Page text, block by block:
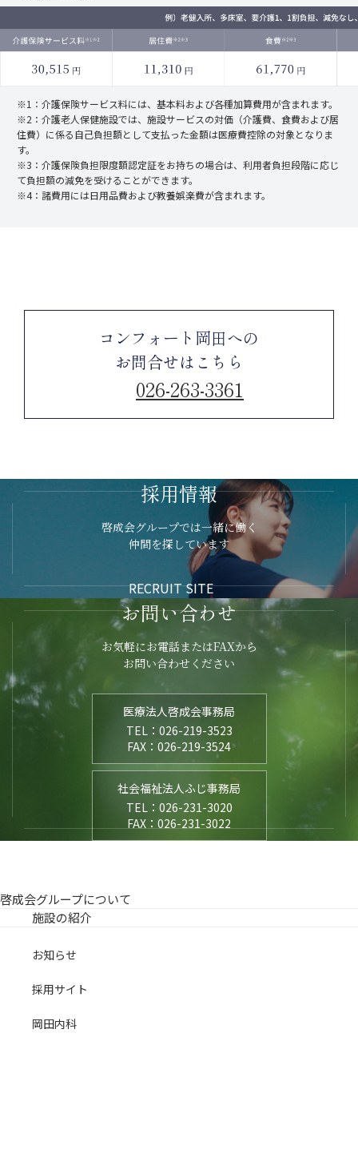
※1：介護保険サービス料には、基本料および各種加算費用が含まれます。
※2：介護老人保健施設では、施設サービスの対価（介護費、食費および居
住費）に係る自己負担額として支払った金額は医療費控除の対象となりま
す。
※3：介護保険負担限度額認定証をお持ちの場合は、利用者負担段階に応じ
て負担額の減免を受けることができます。
※4：諸費用には日用品費および教養娯楽費が含まれます。
コンフォート岡田への
お問合せはこちら
026-263-3361
採用情報
啓成会グループでは一緒に働く
仲間を探しています
RECRUIT SITE
お問い合わせ
お気軽にお電話またはFAXから
お問い合わせください
医療法人啓成会事務局
TEL：026-219-3523
FAX：026-219-3524
社会福祉法人ふじ事務局
TEL：026-231-3020
FAX：026-231-3022
啓成会グループについて
施設の紹介
お知らせ
採用サイト
岡田内科